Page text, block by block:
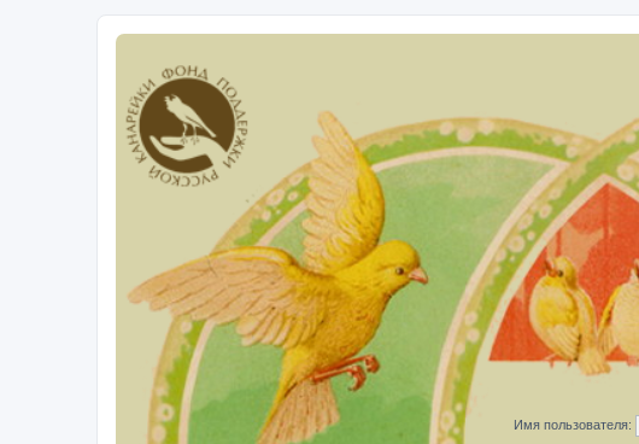
Имя пользователя: